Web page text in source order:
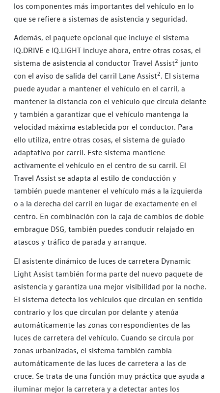
los componentes más importantes del vehículo en lo
que se refiere a sistemas de asistencia y seguridad.
Además, el paquete opcional que incluye el sistema
IQ.DRIVE e IQ.LIGHT incluye ahora, entre otras cosas, el
sistema de asistencia al conductor Travel Assist2 junto
con el aviso de salida del carril Lane Assist2. El sistema
puede ayudar a mantener el vehículo en el carril, a
mantener la distancia con el vehículo que circula delante
y también a garantizar que el vehículo mantenga la
velocidad máxima establecida por el conductor. Para
ello utiliza, entre otras cosas, el sistema de guiado
adaptativo por carril. Este sistema mantiene
activamente el vehículo en el centro de su carril. El
Travel Assist se adapta al estilo de conducción y
también puede mantener el vehículo más a la izquierda
o a la derecha del carril en lugar de exactamente en el
centro. En combinación con la caja de cambios de doble
embrague DSG, también puedes conducir relajado en
atascos y tráfico de parada y arranque.
El asistente dinámico de luces de carretera Dynamic
Light Assist también forma parte del nuevo paquete de
asistencia y garantiza una mejor visibilidad por la noche.
El sistema detecta los vehículos que circulan en sentido
contrario y los que circulan por delante y atenúa
automáticamente las zonas correspondientes de las
luces de carretera del vehículo. Cuando se circula por
zonas urbanizadas, el sistema también cambia
automáticamente de las luces de carretera a las de
cruce. Se trata de una función muy práctica que ayuda a
iluminar mejor la carretera y a detectar antes los